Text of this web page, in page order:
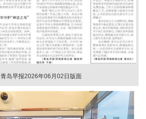
青岛早报2026年06月02日版面